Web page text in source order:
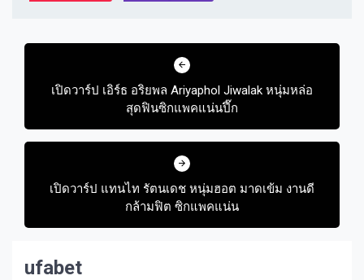
Post
เปิดวาร์ป เอิร์ธ อริยพล Ariyaphol Jiwalak หนุ่มหล่อ
สุดฟินซิกแพคแน่นปึ๊ก
เปิดวาร์ป แทนไท รัตนเดช หนุ่มฮอต มาดเข้ม งานดี
กล้ามฟิต ซิกแพคแน่น
ufabet